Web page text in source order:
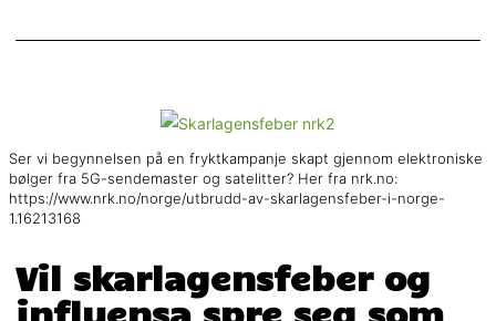
Ser vi begynnelsen på en fryktkampanje skapt gjennom elektroniske
bølger fra 5G-sendemaster og satelitter? Her fra nrk.no:
https://www.nrk.no/norge/utbrudd-av-skarlagensfeber-i-norge-
1.16213168
Vil skarlagensfeber og
influensa spre seg som